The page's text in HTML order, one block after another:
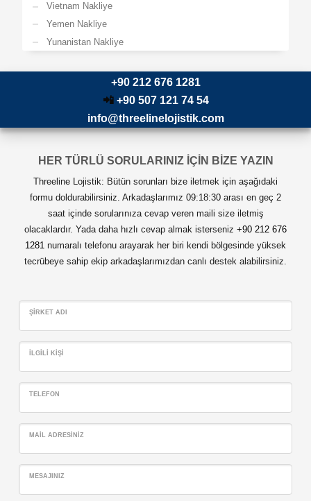
Vietnam Nakliye
Yemen Nakliye
Yunanistan Nakliye
+90 212 676 1281
📲 +90 507 121 74 54
info@threelinelojistik.com
HER TÜRLÜ SORULARINIZ İÇİN BİZE YAZIN
Threeline Lojistik: Bütün sorunları bize iletmek için aşağıdaki
formu doldurabilirsiniz. Arkadaşlarımız 09:18:30 arası en geç 2
saat içinde sorularınıza cevap veren maili size iletmiş
olacaklardır. Yada daha hızlı cevap almak isterseniz +90 212 676
1281 numaralı telefonu arayarak her biri kendi bölgesinde yüksek
tecrübeye sahip ekip arkadaşlarımızdan canlı destek alabilirsiniz.
ŞIRKET ADI
İLGILI KIŞI
TELEFON
MAIL ADRESINIZ
MESAJINIZ